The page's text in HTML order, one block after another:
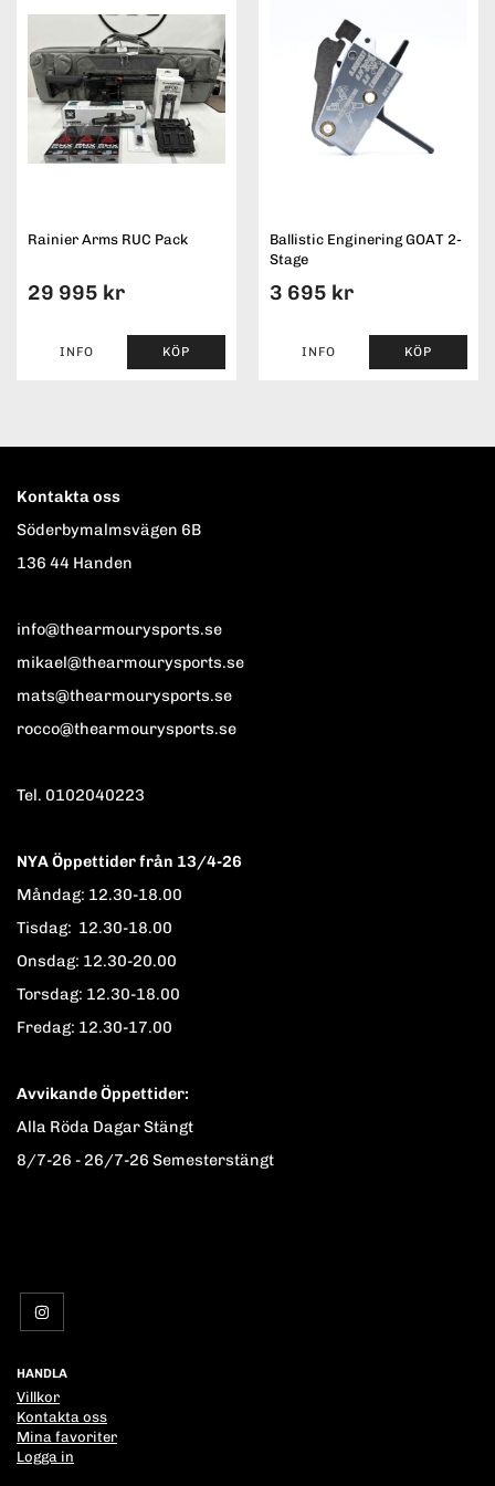
Rainier Arms RUC Pack
29 995 kr
INFO KÖP
Ballistic Enginering GOAT 2-
Stage
3 695 kr
INFO KÖP
Kontakta oss
Söderbymalmsvägen 6B
136 44 Handen
info@thearmourysports.se
mikael@thearmourysports.se
mats@thearmourysports.se
rocco@thearmourysports.se
Tel. 0102040223
NYA Öppettider från 13/4-26
Måndag: 12.30-18.00
Tisdag: 12.30-18.00
Onsdag: 12.30-20.00
Torsdag: 12.30-18.00
Fredag: 12.30-17.00
Avvikande Öppettider:
Alla Röda Dagar Stängt
8/7-26 - 26/7-26 Semesterstängt
HANDLA
Villkor
Kontakta oss
Mina favoriter
Logga in